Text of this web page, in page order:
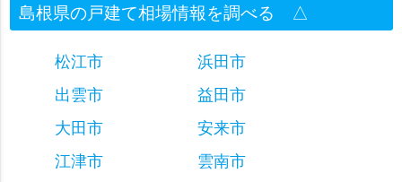
島根県の戸建て相場情報を調べる △
松江市
浜田市
出雲市
益田市
大田市
安来市
江津市
雲南市